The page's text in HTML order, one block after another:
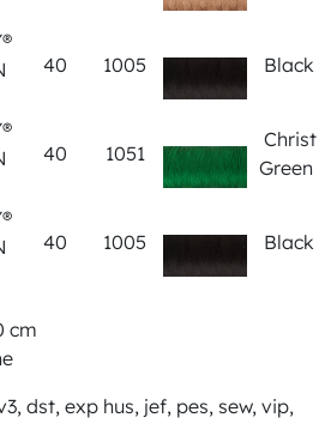
40 1005 Black
40 1051
Green
40 1005 Black
cm
dst, exp hus, jef, pes, sew, vip,